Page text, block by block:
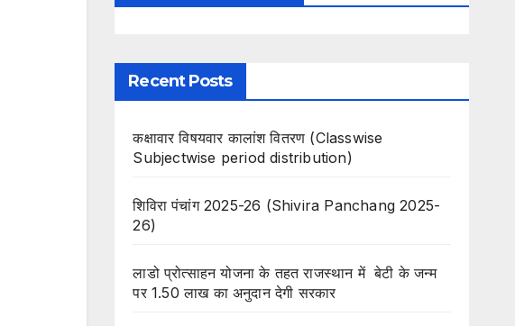
Recent Posts
कक्षावार विषयवार कालांश वितरण (Classwise
Subjectwise period distribution)
शिविरा पंचांग 2025-26 (Shivira Panchang 2025-
26)
लाडो प्रोत्साहन योजना के तहत राजस्थान में बेटी के जन्म
पर 1.50 लाख का अनुदान देगी सरकार